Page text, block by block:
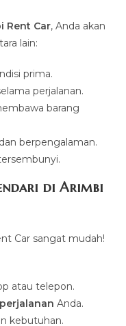
Rent Car, Anda akan
lain:
prima.
perjalanan.
barang
berpengalaman.
di Arimbi
Car sangat mudah!
atau telepon.
Anda.
kebutuhan.